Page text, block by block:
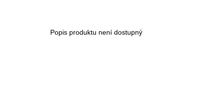
Popis produktu není dostupný